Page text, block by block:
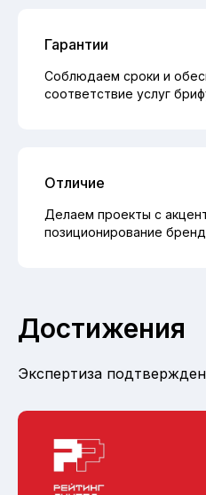
Гарантии
Соблюдаем сроки и
соответствие услуг
Отличие
Делаем проекты с
позиционирование
Достижения
Экспертиза